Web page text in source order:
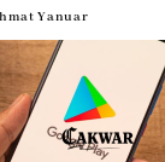
Yanuar